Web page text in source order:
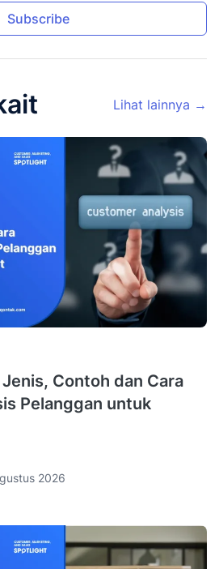
Subscribe
Lihat lainnya →
Contoh dan Cara
Pelanggan untuk
2026